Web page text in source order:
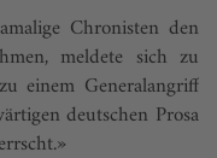
Chronisten den
meldete sich zu
einem Generalangriff
deutschen Prosa